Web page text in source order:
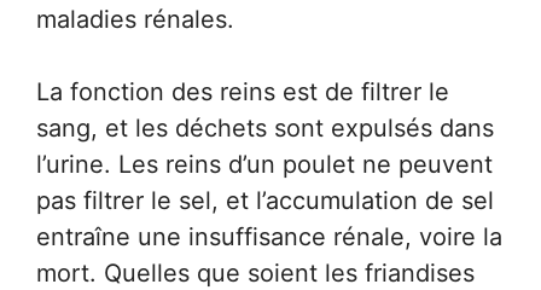
maladies rénales.
La fonction des reins est de filtrer le
sang, et les déchets sont expulsés dans
l’urine. Les reins d’un poulet ne peuvent
pas filtrer le sel, et l’accumulation de sel
entraîne une insuffisance rénale, voire la
mort. Quelles que soient les friandises